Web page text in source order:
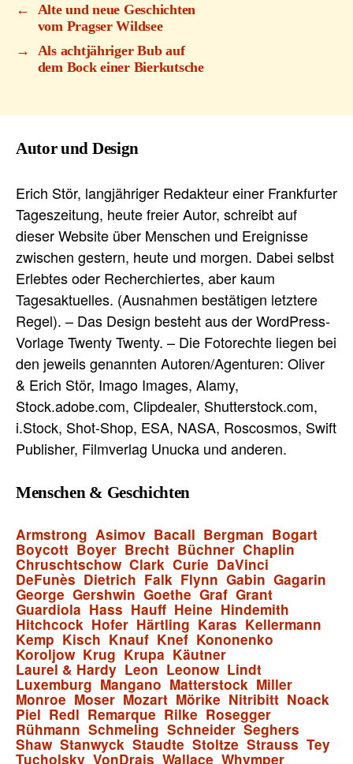
←
Alte und neue Geschichten
vom Pragser Wildsee
→
Als achtjähriger Bub auf
dem Bock einer Bierkutsche
Autor und Design
Erich Stör, langjähriger Redakteur einer Frankfurter
Tageszeitung, heute freier Autor, schreibt auf
dieser Website über Menschen und Ereignisse
zwischen gestern, heute und morgen. Dabei selbst
Erlebtes oder Recherchiertes, aber kaum
Tagesaktuelles. (Ausnahmen bestätigen letztere
Regel). – Das Design besteht aus der WordPress-
Vorlage Twenty Twenty. – Die Fotorechte liegen bei
den jeweils genannten Autoren/Agenturen: Oliver
& Erich Stör, Imago Images, Alamy,
Stock.adobe.com, Clipdealer, Shutterstock.com,
i.Stock, Shot-Shop, ESA, NASA, Roscosmos, Swift
Publisher, Filmverlag Unucka und anderen.
Menschen & Geschichten
Armstrong Asimov Bacall Bergman Bogart
Boycott Boyer Brecht Büchner Chaplin
Chruschtschow Clark Curie DaVinci
DeFunès Dietrich Falk Flynn Gabin Gagarin
George Gershwin Goethe Graf Grant
Guardiola Hass Hauff Heine Hindemith
Hitchcock Hofer Härtling Karas Kellermann
Kemp Kisch Knauf Knef Kononenko
Koroljow Krug Krupa Käutner
Laurel & Hardy Leon Leonow Lindt
Luxemburg Mangano Matterstock Miller
Monroe Moser Mozart Mörike Nitribitt Noack
Piel Redl Remarque Rilke Rosegger
Rühmann Schmeling Schneider Seghers
Shaw Stanwyck Staudte Stoltze Strauss Tey
Tucholsky VonDrais Wallace Whymper